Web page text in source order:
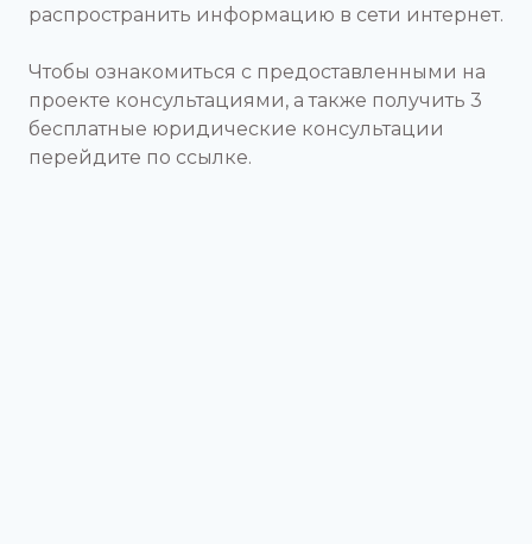
распространить информацию в сети интернет.
Чтобы ознакомиться с предоставленными на
проекте консультациями, а также получить 3
бесплатные юридические консультации
перейдите по ссылке.